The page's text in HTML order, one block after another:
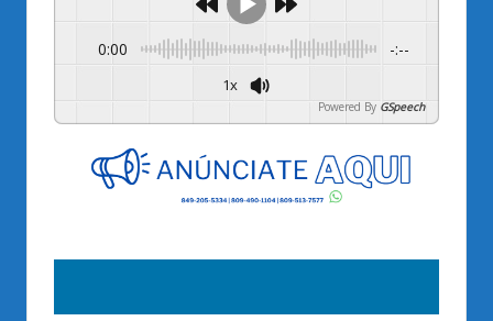
0:00 -:--
1x
Powered By GSpeech